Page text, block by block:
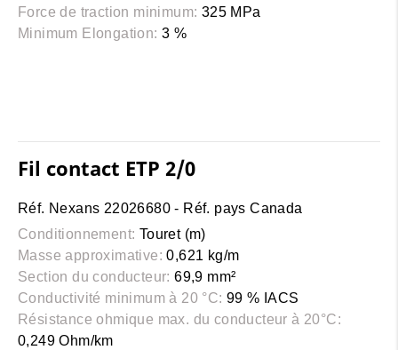
Force de traction minimum: 325 MPa
Minimum Elongation: 3 %
Fil contact ETP 2/0
Réf. Nexans 22026680 - Réf. pays Canada
Conditionnement: Touret (m)
Masse approximative: 0,621 kg/m
Section du conducteur: 69,9 mm²
Conductivité minimum à 20 °C: 99 % IACS
Résistance ohmique max. du conducteur à 20°C:
0,249 Ohm/km